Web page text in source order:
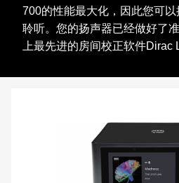
700的性能最大化，因此您可
聆听。您的扬声器已经做好了
上最先进的房间校正软件Dirac